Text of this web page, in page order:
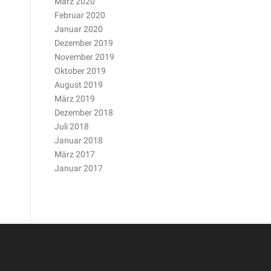
Februar 2020
Januar 2020
Dezember 2019
November 2019
Oktober 2019
August 2019
März 2019
Dezember 2018
Juli 2018
Januar 2018
März 2017
Januar 2017